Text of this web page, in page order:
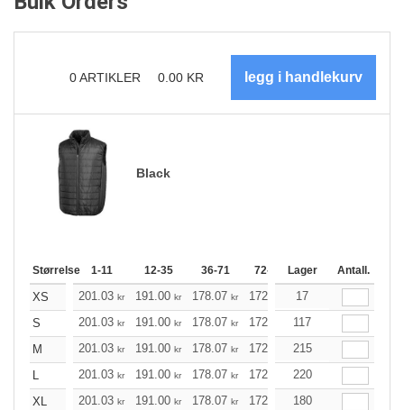
0ARTIKLER 0.00 KR
Black
Størrelse 1-11 12-35 36-71 72-143 144-287
Lager Antall.
XS 201.03 kr 191.00 kr 178.07 kr 172.38 163.68
17
S
201.03 kr 191.00 kr 178.07 kr 172.38 kr 163.68
117
M
201.03 kr 191.00 kr 178.07 kr 172.38 kr 163.68
215
L
201.03 kr 191.00 kr 178.07 kr 172.38 kr 163.68
220
XL
201.03 kr 191.00 kr 178.07 kr 172.38 kr 163.68
180